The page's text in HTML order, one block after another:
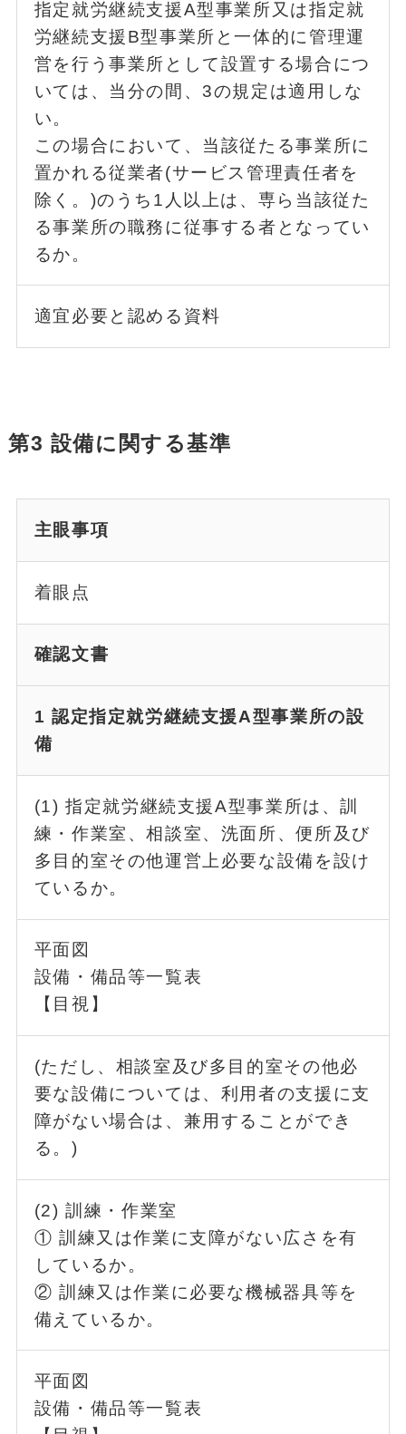
指定就労継続支援A型事業所又は指定就
労継続支援B型事業所と一体的に管理運
営を行う事業所として設置する場合につ
いては、当分の間、3の規定は適用しな
い。
この場合において、当該従たる事業所に
置かれる従業者(サービス管理責任者を
除く。)のうち1人以上は、専ら当該従た
る事業所の職務に従事する者となってい
るか。
適宜必要と認める資料
第3 設備に関する基準
主眼事項
着眼点
確認文書
1 認定指定就労継続支援A型事業所の設
備
(1) 指定就労継続支援A型事業所は、訓
練・作業室、相談室、洗面所、便所及び
多目的室その他運営上必要な設備を設け
ているか。
平面図
設備・備品等一覧表
【目視】
(ただし、相談室及び多目的室その他必
要な設備については、利用者の支援に支
障がない場合は、兼用することができ
る。)
(2) 訓練・作業室
① 訓練又は作業に支障がない広さを有
しているか。
② 訓練又は作業に必要な機械器具等を
備えているか。
平面図
設備・備品等一覧表